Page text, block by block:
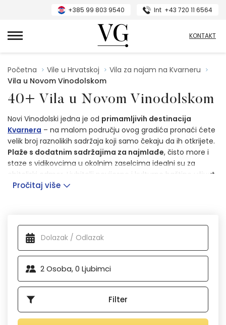
+385 99 803 9540 Int +43 720 11 6564
VillasGuide
KONTAKT
Početna Vile u Hrvatskoj
Vila za najam na Kvarneru
Vila u Novom Vinodolskom
40+ Vila u Novom Vinodolskom
Novi Vinodolski jedna je od primamljivih destinacija
Kvarnera – na malom području ovog gradića pronaći ćete
velik broj raznolikih sadržaja koji samo čekaju da ih otkrijete.
Plaže s dodatnim sadržajima za najmlađe, čisto more i
staze s vidikovcima u okolnim zaselcima idealni su za
obiteljski odmor. Ljubitelji povijesne i kulturne baštine uživat
će istražujućipitoreskne uličice starog grada
Pročitaj više
Dostupni smještaj
2Osoba,0 Ljubimci
Filter